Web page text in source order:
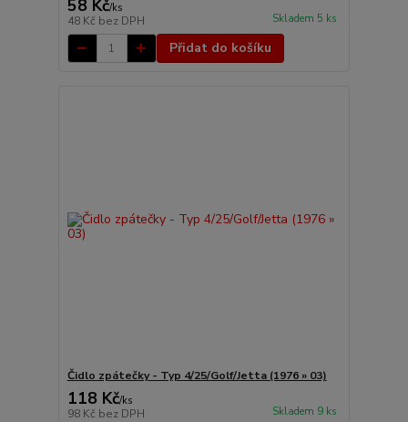
58 Kč/ks
48 Kč bez DPH Skladem 5 ks
Přidat do košíku
Čidlo zpátečky - Typ 4/25/Golf/Jetta (1976 » 03)
118 Kč/ks
98 Kč bez DPH Skladem 9 ks